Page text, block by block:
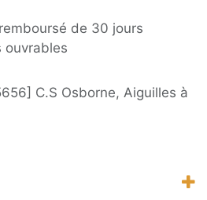
de 30 jours
ouvrables
C.S Osborne, Aiguilles à